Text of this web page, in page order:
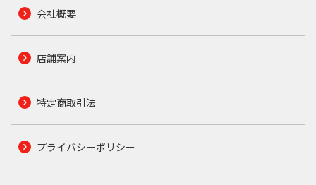
会社概要
店舗案内
特定商取引法
プライバシーポリシー